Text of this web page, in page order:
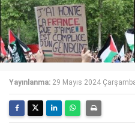
Yayınlanma: 29 Mayıs 2024